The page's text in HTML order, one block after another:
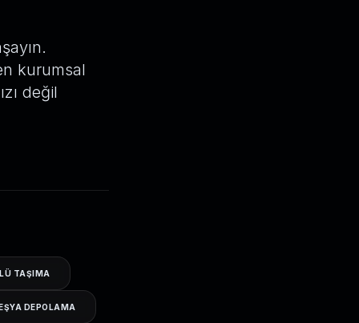
kurumsal
değil
TAŞIMA
DEPOLAMA